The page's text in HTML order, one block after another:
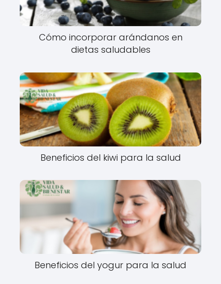
Cómo incorporar arándanos en
dietas saludables
Beneficios del kiwi para la salud
Beneficios del yogur para la salud